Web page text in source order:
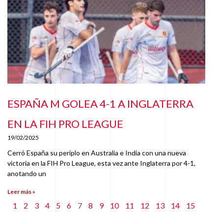
ESPAÑA M GOLEA 4-1 A INGLATERRA
EN LA FIH PRO LEAGUE
19/02/2025
Cerró España su periplo en Australia e India con una nueva
victoria en la FIH Pro League, esta vez ante Inglaterra por 4-1,
anotando un
Leer más »
1 2 3 4 5 6 7 8 9 10 11 12 13 14
15